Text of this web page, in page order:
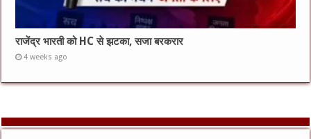
राजेंद्र भारती को HC से झटका, सजा बरकरार
4 weeks ago